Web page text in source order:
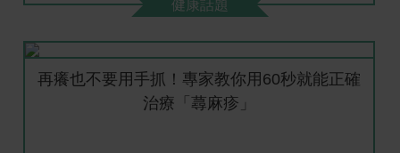
健康話題
再癢也不要用手抓！專家教你用60秒就能正確
治療「蕁麻疹」